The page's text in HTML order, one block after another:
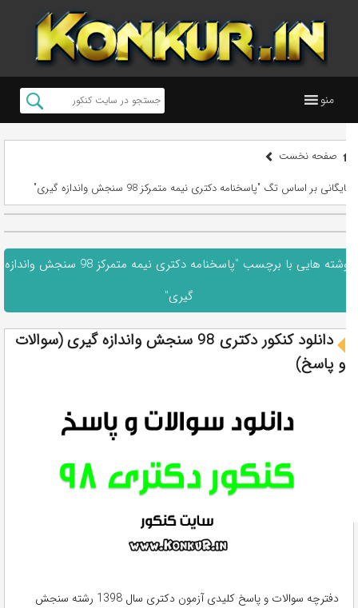
منو
صفحه نخست
بایگانی بر اساس تگ "پاسخنامه دکتری نیمه متمرکز 98 سنجش واندازه گیری"
نوشته هایی با برچسب "پاسخنامه دکتری نیمه متمرکز 98 سنجش واندازه
گیری"
دانلود کنکور دکتری 98 سنجش واندازه گیری (سوالات
و پاسخ)
دفترچه سوالات و پاسخ کلیدی آزمون دکتری سال 1398 رشته سنجش